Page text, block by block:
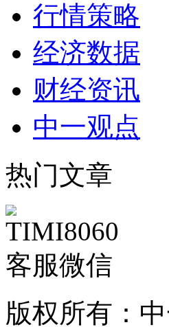
行情策略
经济数据
财经资讯
中一观点
热门文章
客服微信
版权所有：